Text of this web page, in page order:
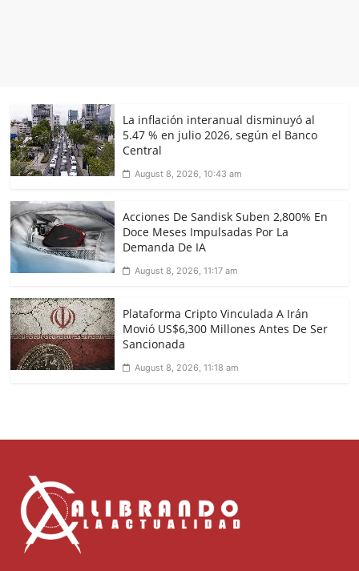
La inflación interanual disminuyó al
5.47 % en julio 2026, según el Banco
Central
August 8, 2026, 10:43 am
Acciones De Sandisk Suben 2,800% En
Doce Meses Impulsadas Por La
Demanda De IA
August 8, 2026, 11:17 am
Plataforma Cripto Vinculada A Irán
Movió US$6,300 Millones Antes De Ser
Sancionada
August 8, 2026, 11:18 am